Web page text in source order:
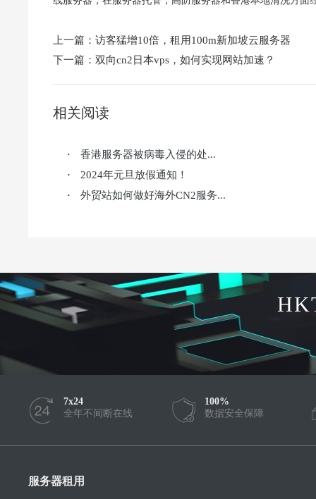
上一篇： 访客猛增10倍，租用100m新加坡云服务器
下一篇： 双向cn2日本vps，如何实现网站加速？
相关阅读
· 香港服务器被病毒入侵的处...
· 2024年元旦放假通知！
· 外贸站如何做好海外CN2服务...
7x24
全年不间断在线
100%
数据安全保障
服务器租用